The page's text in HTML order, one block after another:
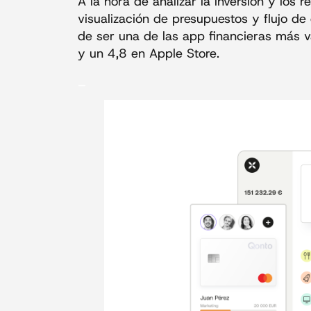
visualización de presupuestos y flujo
de ser una de las app financieras más
y un 4,8 en Apple Store.